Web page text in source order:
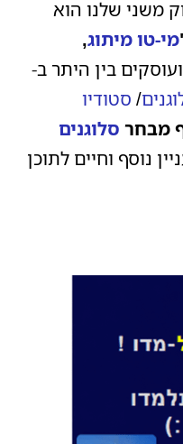
משני שלנו הוא
מי-טו מיתוג,
בין היתר ב-
/ סטודיו
מבחר סלוגנים
נוסף וחיים לתוכן